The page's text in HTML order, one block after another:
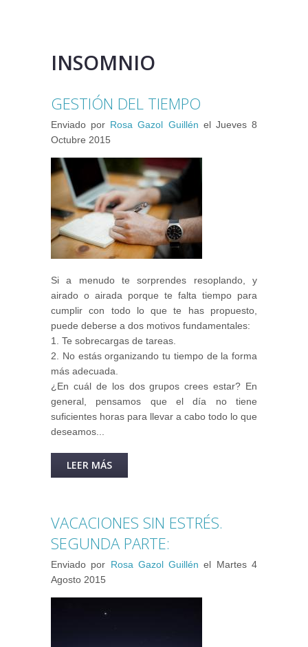
INSOMNIO
GESTIÓN DEL TIEMPO
Enviado por Rosa Gazol Guillén el Jueves 8
Octubre 2015
Si a menudo te sorprendes resoplando, y
airado o airada porque te falta tiempo para
cumplir con todo lo que te has propuesto,
puede deberse a dos motivos fundamentales:
1. Te sobrecargas de tareas.
2. No estás organizando tu tiempo de la forma
más adecuada.
¿En cuál de los dos grupos crees estar? En
general, pensamos que el día no tiene
suficientes horas para llevar a cabo todo lo que
deseamos...
LEER MÁS
VACACIONES SIN ESTRÉS.
SEGUNDA PARTE:
Enviado por Rosa Gazol Guillén el Martes 4
Agosto 2015